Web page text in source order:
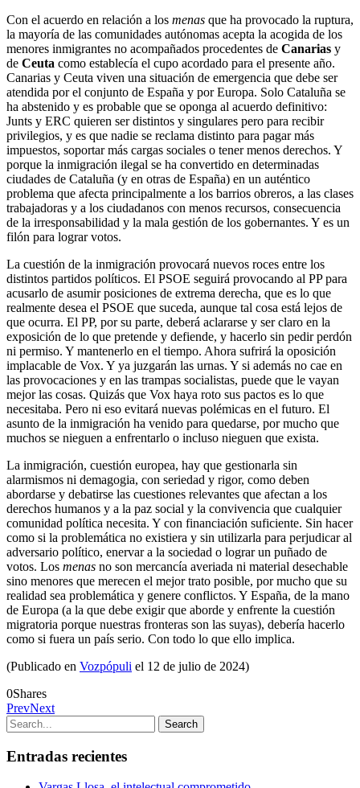
Con el acuerdo en relación a los menas que ha provocado la ruptura,
la mayoría de las comunidades autónomas acepta la acogida de los
menores inmigrantes no acompañados procedentes de Canarias y
de Ceuta como establecía el cupo acordado para el presente año.
Canarias y Ceuta viven una situación de emergencia que debe ser
atendida por el conjunto de España y por Europa. Solo Cataluña se
ha abstenido y es probable que se oponga al acuerdo definitivo:
Junts y ERC quieren ser distintos y singulares pero para recibir
privilegios, y es que nadie se reclama distinto para pagar más
impuestos, soportar más cargas sociales o tener menos derechos. Y
porque la inmigración ilegal se ha convertido en determinadas
ciudades de Cataluña (y en otras de España) en un auténtico
problema que afecta principalmente a los barrios obreros, a las clases
trabajadoras y a los ciudadanos con menos recursos, consecuencia
de la irresponsabilidad y la mala gestión de los gobernantes. Y es un
filón para lograr votos.
La cuestión de la inmigración provocará nuevos roces entre los
distintos partidos políticos. El PSOE seguirá provocando al PP para
acusarlo de asumir posiciones de extrema derecha, que es lo que
realmente desea el PSOE que suceda, aunque tal cosa está lejos de
que ocurra. El PP, por su parte, deberá aclararse y ser claro en la
exposición de lo que pretende y defiende, y hacerlo sin pedir perdón
ni permiso. Y mantenerlo en el tiempo. Ahora sufrirá la oposición
implacable de Vox. Y ya juzgarán las urnas. Y si además no cae en
las provocaciones y en las trampas socialistas, puede que le vayan
mejor las cosas. Quizás que Vox haya roto sus pactos es lo que
necesitaba. Pero ni eso evitará nuevas polémicas en el futuro. El
asunto de la inmigración ha venido para quedarse, por mucho que
muchos se nieguen a enfrentarlo o incluso nieguen que exista.
La inmigración, cuestión europea, hay que gestionarla sin
alarmismos ni demagogia, con seriedad y rigor, como deben
abordarse y debatirse las cuestiones relevantes que afectan a los
derechos humanos y a la paz social y la convivencia que cualquier
comunidad política necesita. Y con financiación suficiente. Sin hacer
como si la problemática no existiera y sin utilizarla para perjudicar al
adversario político, enervar a la sociedad o lograr un puñado de
votos. Los menas no son mercancía averiada ni material desechable
sino menores que merecen el mejor trato posible, por mucho que su
realidad sea problemática y genere conflictos. Y España, de la mano
de Europa (a la que debe exigir que aborde y enfrente la cuestión
migratoria porque nuestras fronteras son las suyas), debería hacerlo
como si fuera un país serio. Con todo lo que ello implica.
(Publicado en Vozpópuli el 12 de julio de 2024)
0Shares
PrevNext
Entradas recientes